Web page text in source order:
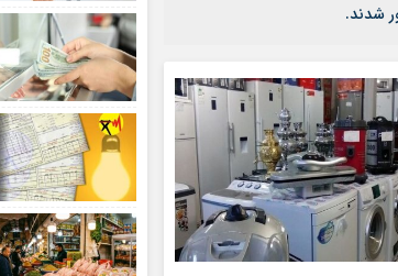
شدند.